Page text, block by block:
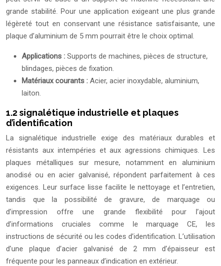
grande stabilité. Pour une application exigeant une plus grande
légèreté tout en conservant une résistance satisfaisante, une
plaque d’aluminium de 5 mm pourrait être le choix optimal.
Applications : Supports de machines, pièces de structure,
blindages, pièces de fixation.
Matériaux courants : Acier, acier inoxydable, aluminium,
laiton.
1.2 signalétique industrielle et plaques
d’identification
La signalétique industrielle exige des matériaux durables et
résistants aux intempéries et aux agressions chimiques. Les
plaques métalliques sur mesure, notamment en aluminium
anodisé ou en acier galvanisé, répondent parfaitement à ces
exigences. Leur surface lisse facilite le nettoyage et l’entretien,
tandis que la possibilité de gravure, de marquage ou
d’impression offre une grande flexibilité pour l’ajout
d’informations cruciales comme le marquage CE, les
instructions de sécurité ou les codes d’identification. L’utilisation
d’une plaque d’acier galvanisé de 2 mm d’épaisseur est
fréquente pour les panneaux d’indication en extérieur.